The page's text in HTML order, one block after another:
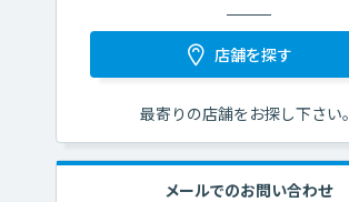
年金お受取りの特典
店舗を探す
最寄りの店舗をお探し下さい。
メールでのお問い合わせ